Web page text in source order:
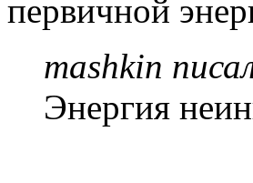
первичной
mashkin
Энергия